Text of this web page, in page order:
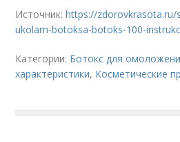
Источник:https://
ukolam-botoksa-botoks-100-
Категории: Ботокс для
характеристики, Косметические